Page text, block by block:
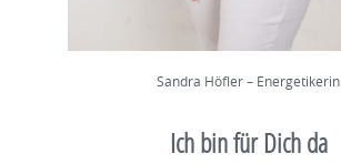
Sandra Höfler – Energetikerin
Ich bin für Dich da